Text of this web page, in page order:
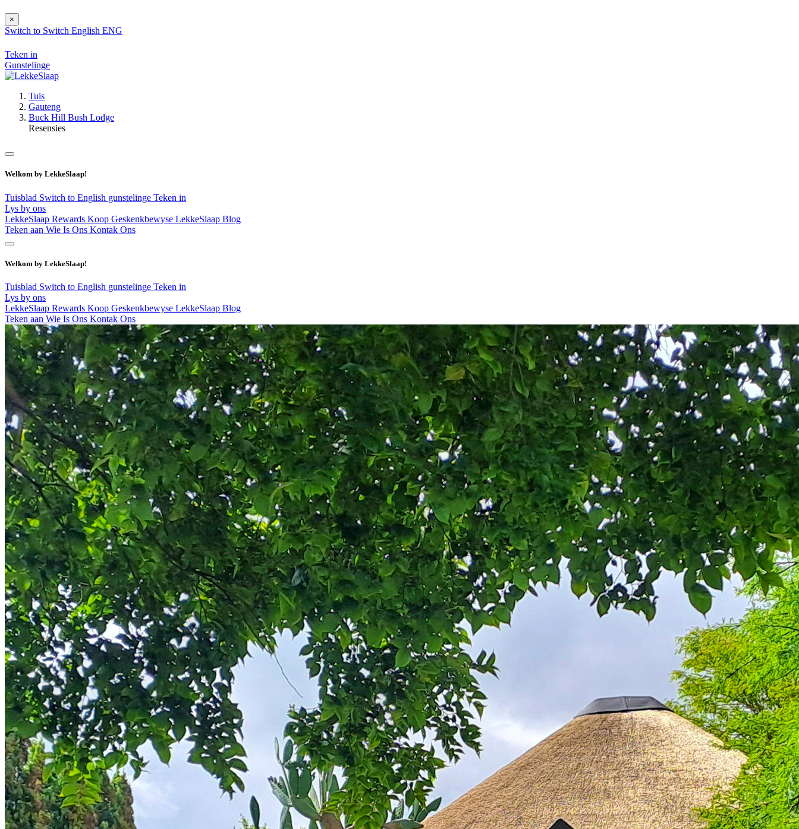
×
Switch to Switch English ENG
Teken in
Gunstelinge
Tuis
Gauteng
Buck Hill Bush Lodge
Resensies
Welkom by LekkeSlaap!
Tuisblad Switch to English gunstelinge Teken in
Lys by ons
LekkeSlaap Rewards Koop Geskenkbewyse LekkeSlaap Blog
Teken aan Wie Is Ons Kontak Ons
Welkom by LekkeSlaap!
Tuisblad Switch to English gunstelinge Teken in
Lys by ons
LekkeSlaap Rewards Koop Geskenkbewyse LekkeSlaap Blog
Teken aan Wie Is Ons Kontak Ons